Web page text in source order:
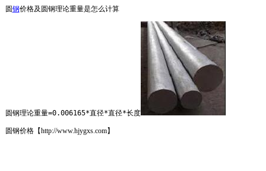
圆钢价格及圆钢理论重量是怎么计算
圆钢理论重量=0.006165*直径*直径*长度
圆钢价格【http://www.hjygxs.com】